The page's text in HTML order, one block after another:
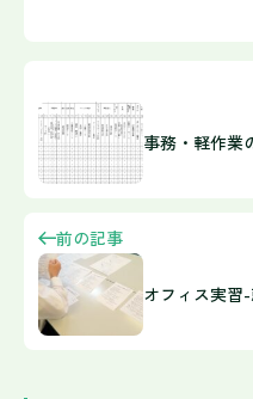
事務・軽作業
前の記事
オフィス実習